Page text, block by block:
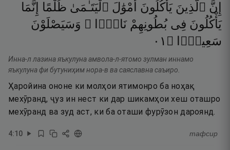
إِنَّ ٱلَّذِينَ يَأْكُلُونَ أَمْوَٰلَ ٱلْيَتَـٰمَىٰ ظُلْمًا إِنَّمَا
يَأْكُلُونَ فِى بُطُونِهِمْ نَارًۭا ۖ وَسَيَصْلَوْنَ
سَعِيرًۭا
۝ ١٠
Инна-л лазина яъкулуна амвола-л-ятомо зулман иннамо
яъкулуна фи бутуниҳим нора-в ва саяславна саъиро.
Ҳаройина ононе ки молҳои ятимонро ба ноҳақ
мехӯранд, ҷуз ин нест ки дар шикамҳои хеш оташро
мехӯранд ва зуд аст, ки ба оташи фурӯзон дароянд.
4:10 тафсир